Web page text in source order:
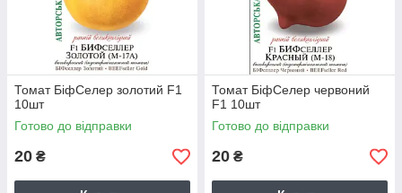
Томат БіфСелер золотий F1
10шт
Готово до відправки
20 ₴
Томат БіфСелер червоний
F1 10шт
Готово до відправки
20 ₴